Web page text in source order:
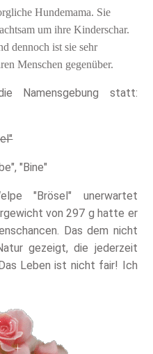
Hundemama. Sie
um ihre Kinderschar.
dennoch ist sie sehr
Menschen gegenüber.
Namensgebung statt:
"Bine"
"Brösel" unerwartet
von 297 g hatte er
Das dem nicht
gezeigt, die jederzeit
Leben ist nicht fair! Ich